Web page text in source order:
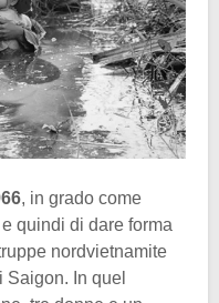
, in grado come
quindi di dare forma
nordvietnamite
Saigon. In quel